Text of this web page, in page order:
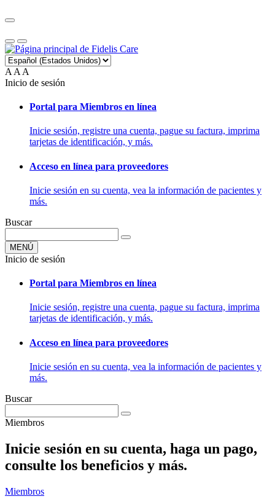
A A A
Inicio de sesión
Portal para Miembros en línea
Inicie sesión, registre una cuenta, pague su factura, imprima
tarjetas de identificación, y más.
Acceso en línea para proveedores
Inicie sesión en su cuenta, vea la información de pacientes y
más.
Buscar
MENÚ
Inicio de sesión
Portal para Miembros en línea
Inicie sesión, registre una cuenta, pague su factura, imprima
tarjetas de identificación, y más.
Acceso en línea para proveedores
Inicie sesión en su cuenta, vea la información de pacientes y
más.
Buscar
Miembros
Inicie sesión en su cuenta, haga un pago,
consulte los beneficios y más.
Miembros